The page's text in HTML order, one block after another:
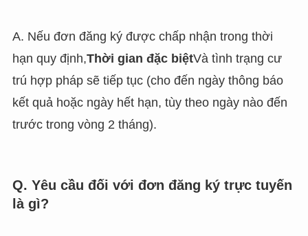
A. Nếu đơn đăng ký được chấp nhận trong thời
hạn quy định,Thời gian đặc biệtVà tình trạng cư
trú hợp pháp sẽ tiếp tục (cho đến ngày thông báo
kết quả hoặc ngày hết hạn, tùy theo ngày nào đến
trước trong vòng 2 tháng).
Q. Yêu cầu đối với đơn đăng ký trực tuyến
là gì?